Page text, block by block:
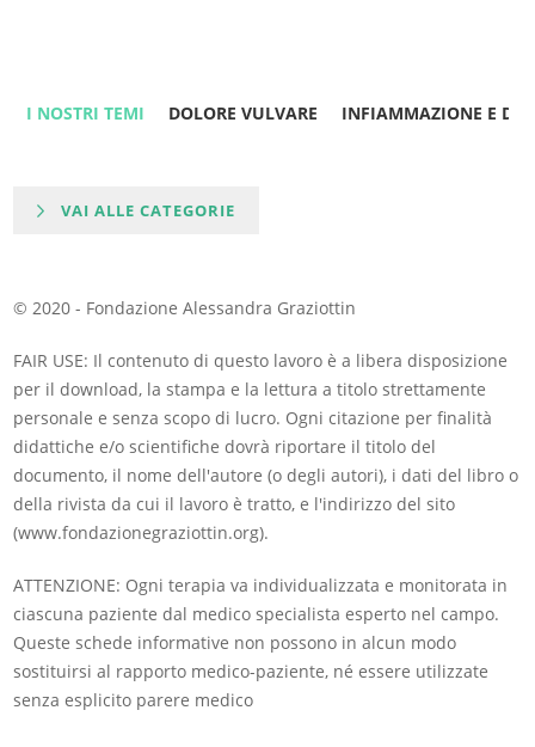
I NOSTRI TEMI DOLORE VULVARE INFIAMMAZIONE E
VAI ALLE CATEGORIE
© 2020 - Fondazione Alessandra Graziottin
FAIR USE: Il contenuto di questo lavoro è a libera disposizione
per il download, la stampa e la lettura a titolo strettamente
personale e senza scopo di lucro. Ogni citazione per finalità
didattiche e/o scientifiche dovrà riportare il titolo del
documento, il nome dell'autore (o degli autori), i dati del libro o
della rivista da cui il lavoro è tratto, e l'indirizzo del sito
(www.fondazionegraziottin.org).
ATTENZIONE: Ogni terapia va individualizzata e monitorata in
ciascuna paziente dal medico specialista esperto nel campo.
Queste schede informative non possono in alcun modo
sostituirsi al rapporto medico-paziente, né essere utilizzate
senza esplicito parere medico